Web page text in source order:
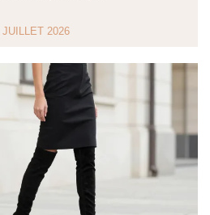
JUILLET 2026